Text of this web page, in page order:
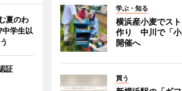
学ぶ・知る
横浜産小麦でス
作り 中川で「小
開催へ
買う
夏のわ
中学生以
証